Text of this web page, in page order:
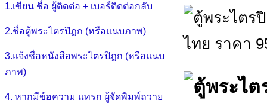
1.เขียน ชื่อ ผู้ติดต่อ + เบอร์ติดต่อกลับ
2.ชื่อตู้พระไตรปิฎก (หรือแนบภาพ)
3.แจ้งชื่อหนังสือพระไตรปิฎก (หรือแนบ
ภาพ)
4. หากมีข้อความ แทรก ผู้จัดพิมพ์ถวาย